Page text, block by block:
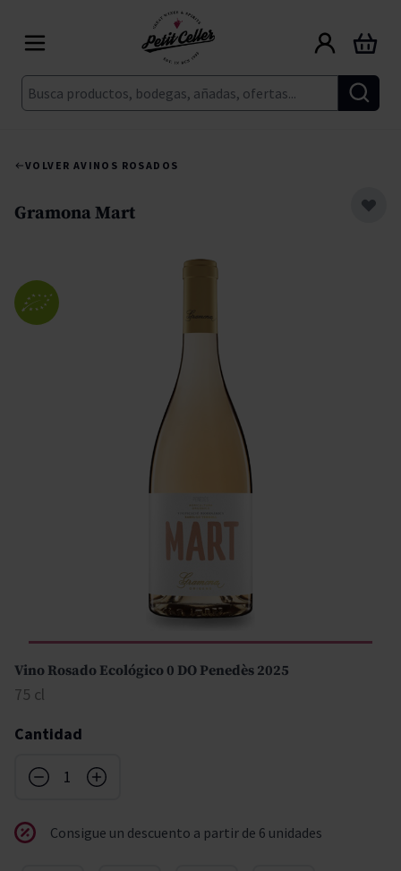
Buscar
Carrito
VOLVER AVINOS ROSADOS
Gramona Mart
Vino Rosado Ecológico 0 DO Penedès 2025
75 cl
Cantidad
Consigue un descuento a partir de 6 unidades